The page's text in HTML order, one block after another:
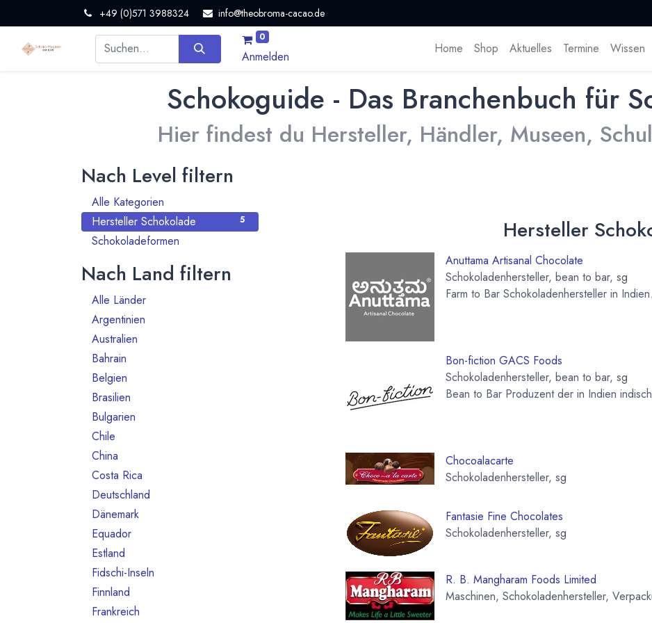
+49 (0)571 3988324 info@theobroma-cacao.de
0
Anmelden
Home Shop Aktuelles Termine Wissen
Schokoguide - Das Branchenbuch für
Hier findest du Hersteller, Händler, Museen,
Nach Level filtern
Alle Kategorien
5
Hersteller Schokolade
Schokoladeformen
Nach Land filtern
Alle Länder
Argentinien
Australien
Bahrain
Belgien
Brasilien
Bulgarien
Chile
China
Costa Rica
Deutschland
Dänemark
Equador
Estland
Fidschi-Inseln
Finnland
Frankreich
Hersteller
Anuttama Artisanal Chocolate
Schokoladenhersteller, bean to bar, sg
Farm to Bar Schokoladenhersteller in Indien.
Bon-fiction GACS Foods
Schokoladenhersteller, bean to bar, sg
Bean to Bar Produzent der in Indien
Chocoalacarte
Schokoladenhersteller, sg
Fantasie Fine Chocolates
Schokoladenhersteller, sg
R. B. Mangharam Foods Limited
Maschinen, Schokoladenhersteller,